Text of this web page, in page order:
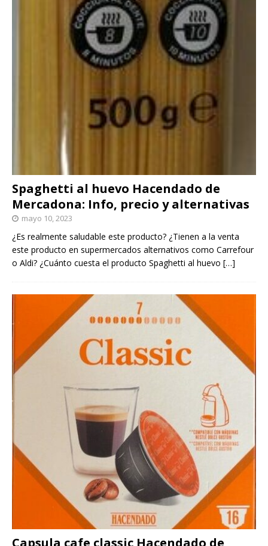
Spaghetti al huevo Hacendado de
Mercadona: Info, precio y alternativas
mayo 10, 2023
¿Es realmente saludable este producto? ¿Tienen a la venta
este producto en supermercados alternativos como Carrefour
o Aldi? ¿Cuánto cuesta el producto Spaghetti al huevo […]
Capsula cafe classic Hacendado de